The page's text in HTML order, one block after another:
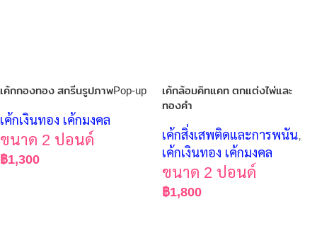
เค้กกองทอง สกรีนรูปภาพPop-up
เค้กเงินทอง เค้กมงคล
ขนาด 2 ปอนด์
฿1,300
เค้กล้อมคิทแคท ตกแต่งไพ่และ
ทองคำ
เค้กสิ่งเสพติดและการพนัน,
เค้กเงินทอง เค้กมงคล
ขนาด 2 ปอนด์
฿1,800